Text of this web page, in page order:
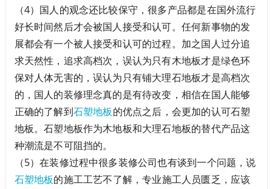
（4）国人的观念还比较保守，很多产品都是在国外流行
好长时间然后才会被国人接受和认可。任何新事物的发
展都会有一个被人接受和认可的过程。加之国人过分追
求天然性，追求高档次，误认为只有木地板才是绿色环
保对人体无害的，误认为只有铺大理石地板才是高档次
的，国人的装修理念真的是有待改变，相信在国人能够
正确的了解到石塑地板的优点之后，会更加的认可石塑
地板。石塑地板作为木地板和大理石地板的替代产品这
种潮流是不可阻挡的。
（5）在装修过程中很多装修公司也有谈到一个问题，说
石塑地板的施工工艺不了解，专业施工人员匮乏，应该